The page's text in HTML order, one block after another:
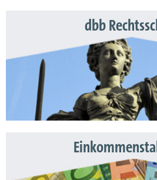
dbb